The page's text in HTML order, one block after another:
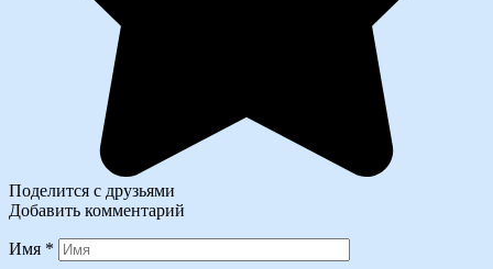
Поделится с друзьями
Добавить комментарий
Имя *